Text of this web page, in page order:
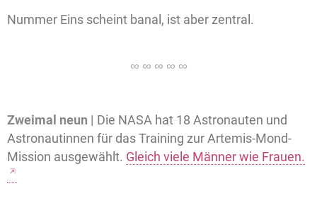
Nummer Eins scheint banal, ist aber zentral.
Zweimal neun | Die NASA hat 18 Astronauten und
Astronautinnen für das Training zur Artemis-Mond-
Mission ausgewählt. Gleich viele Männer wie Frauen.